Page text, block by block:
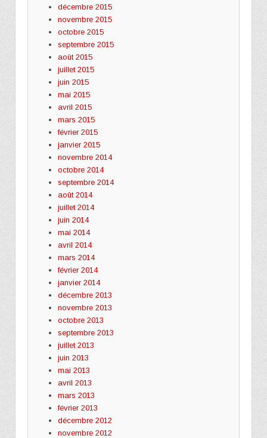
décembre 2015
novembre 2015
octobre 2015
septembre 2015
août 2015
juillet 2015
juin 2015
mai 2015
avril 2015
mars 2015
février 2015
janvier 2015
novembre 2014
octobre 2014
septembre 2014
août 2014
juillet 2014
juin 2014
mai 2014
avril 2014
mars 2014
février 2014
janvier 2014
décembre 2013
novembre 2013
octobre 2013
septembre 2013
juillet 2013
juin 2013
mai 2013
avril 2013
mars 2013
février 2013
décembre 2012
novembre 2012